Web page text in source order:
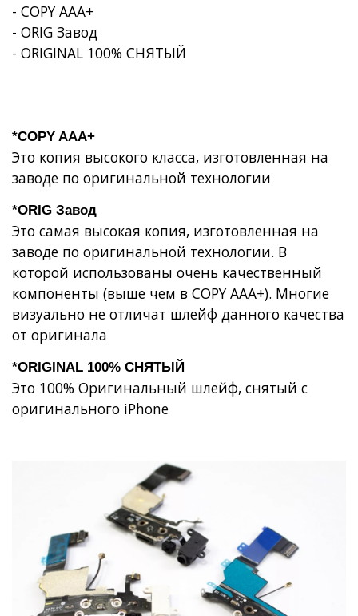
- COPY AAA+
- ORIG Завод
- ORIGINAL 100% СНЯТЫЙ
*COPY AAA+
Это копия высокого класса, изготовленная на
заводе по оригинальной технологии
*ORIG Завод
Это самая высокая копия, изготовленная на
заводе по оригинальной технологии. В
которой использованы очень качественный
компоненты (выше чем в COPY AAA+). Многие
визуально не отличат шлейф данного качества
от оригинала
*ORIGINAL 100% СНЯТЫЙ
Это 100% Оригинальный шлейф, снятый с
оригинального iPhone